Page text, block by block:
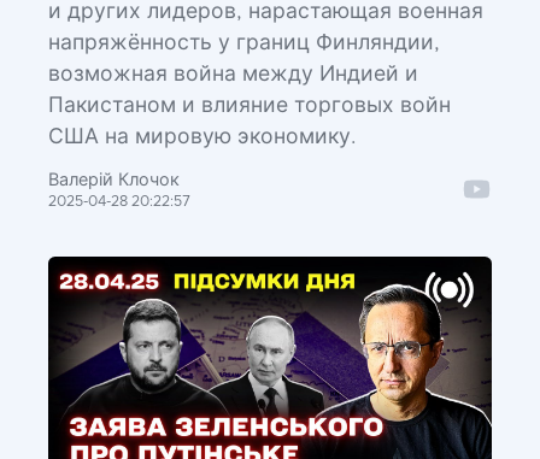
и других лидеров, нарастающая военная
напряжённость у границ Финляндии,
возможная война между Индией и
Пакистаном и влияние торговых войн
США на мировую экономику.
Валерій Клочок
2025-04-28 20:22:57